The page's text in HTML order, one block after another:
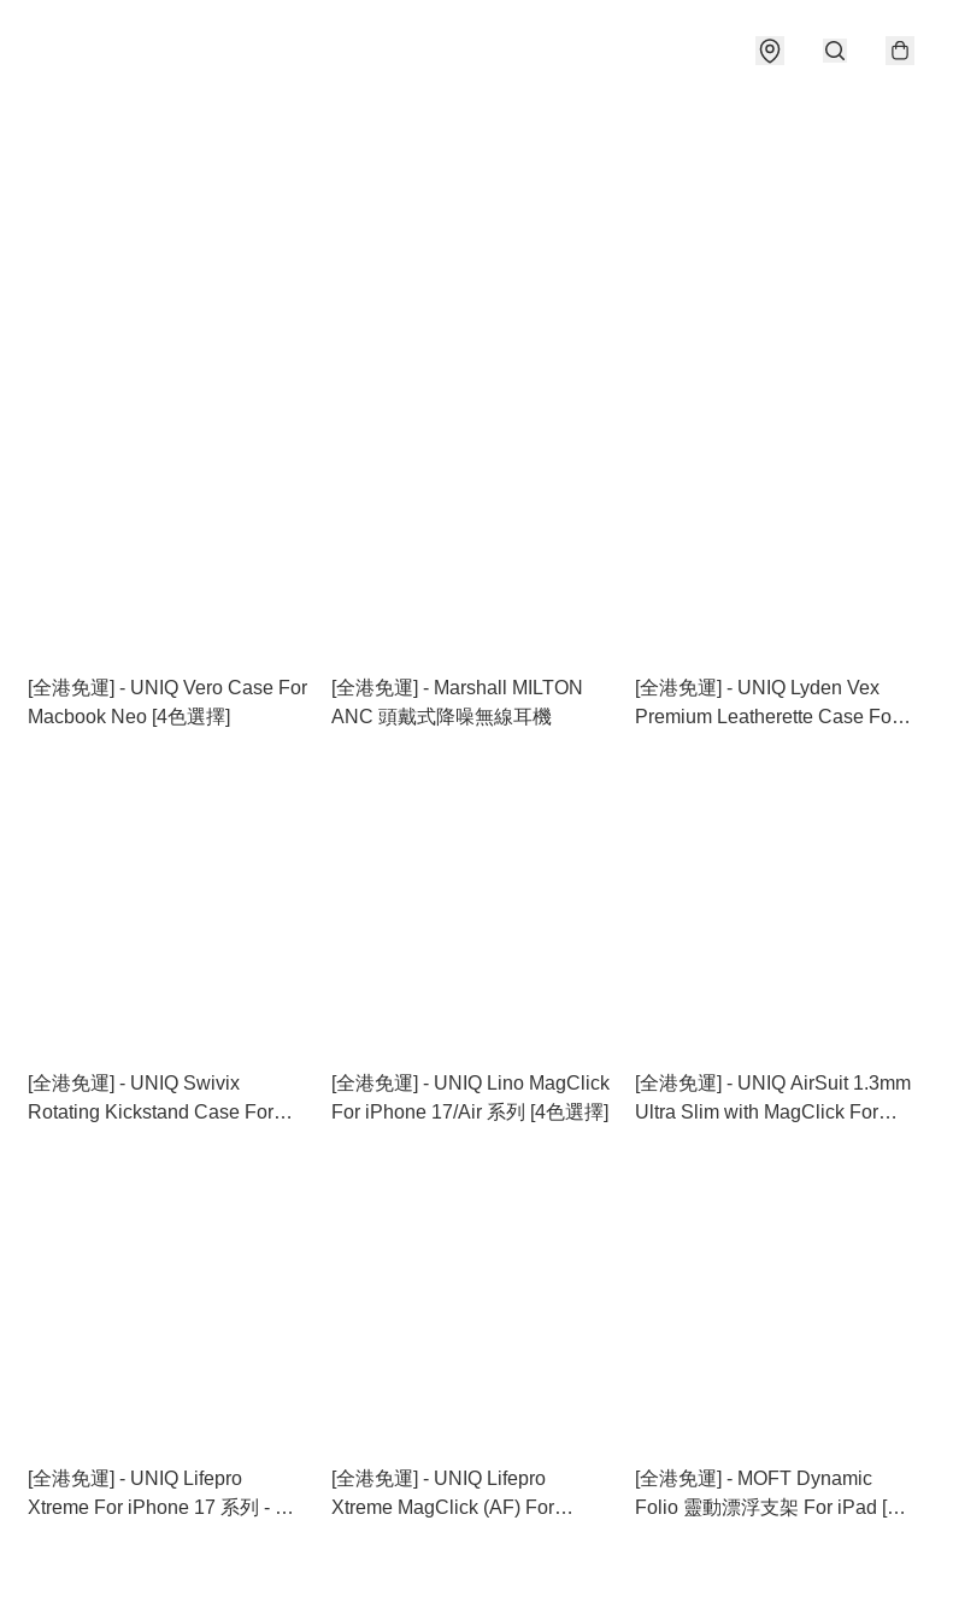
[全港免運] - UNIQ Vero Case For
Macbook Neo [4色選擇]
[全港免運] - Marshall MILTON
ANC 頭戴式降噪無線耳機
[全港免運] - UNIQ Lyden Vex
Premium Leatherette Case For
[全港免運] - UNIQ Swivix
Rotating Kickstand Case For
[全港免運] - UNIQ Lino MagClick
For iPhone 17/Air 系列 [4色選擇]
[全港免運] - UNIQ AirSuit 1.3mm
Ultra Slim with MagClick For
[全港免運] - UNIQ Lifepro
Xtreme For iPhone 17 系列 - 透
[全港免運] - UNIQ Lifepro
Xtreme MagClick (AF) For
[全港免運] - MOFT Dynamic
Folio 靈動漂浮支架 For iPad [2